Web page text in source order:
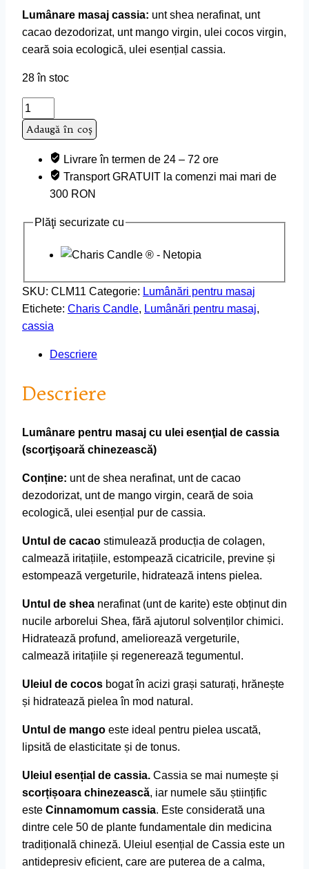
Lumânare masaj cassia: unt shea nerafinat, unt
cacao dezodorizat, unt mango virgin, ulei cocos virgin,
ceară soia ecologică, ulei esențial cassia.
28 în stoc
Cantitate
Cassia
Adaugă în coș
Livrare în termen de 24 – 72 ore
Transport GRATUIT la comenzi mai mari de
300 RON
Plăţi securizate cu
SKU: CLM11 Categorie: Lumânări pentru masaj
Etichete: Charis Candle, Lumânări pentru masaj,
cassia
Descriere
Descriere
Lumânare pentru masaj cu ulei esenţial de cassia
(scorţişoară chinezească)
Conține: unt de shea nerafinat, unt de cacao
dezodorizat, unt de mango virgin, ceară de soia
ecologică, ulei esențial pur de cassia.
Untul de cacao stimulează producția de colagen,
calmează iritațiile, estompează cicatricile, previne și
estompează vergeturile, hidratează intens pielea.
Untul de shea nerafinat (unt de karite) este obținut din
nucile arborelui Shea, fără ajutorul solvenților chimici.
Hidratează profund, ameliorează vergeturile,
calmează iritațiile și regenerează tegumentul.
Uleiul de cocos bogat în acizi grași saturați, hrănește
și hidratează pielea în mod natural.
Untul de mango este ideal pentru pielea uscată,
lipsită de elasticitate și de tonus.
Uleiul esențial de cassia. Cassia se mai numește și
scorțișoara chinezească, iar numele său științific
este Cinnamomum cassia. Este considerată una
dintre cele 50 de plante fundamentale din medicina
tradițională chineză. Uleiul esențial de Cassia este un
antidepresiv eficient, care are puterea de a calma,